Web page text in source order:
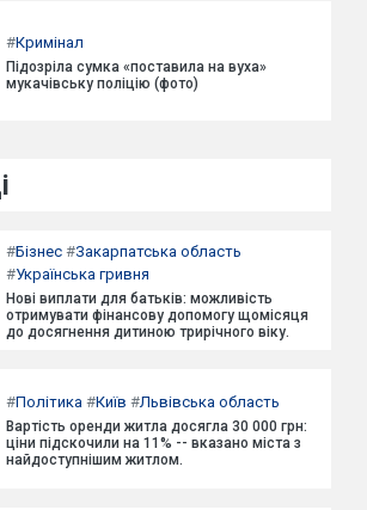
#Кримінал
Підозріла сумка «поставила на вуха»
мукачівську поліцію (фото)
#Бізнес #Закарпатська область
#Українська гривня
Нові виплати для батьків: можливість
отримувати фінансову допомогу щомісяця
до досягнення дитиною трирічного віку.
#Політика #Київ #Львівська область
Вартість оренди житла досягла 30 000 грн:
ціни підскочили на 11% -- вказано міста з
найдоступнішим житлом.